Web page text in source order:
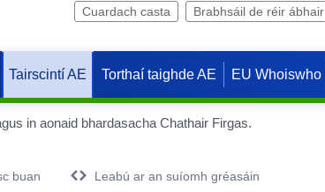
c
t
Cuardach casta Brabhsáil de réir ábhair
Tairscintí AE Torthaí taighde AE EU Whoiswho
in aonaid bhardasacha Chathair Firgas.
buan Leabú ar an suíomh gréasáin